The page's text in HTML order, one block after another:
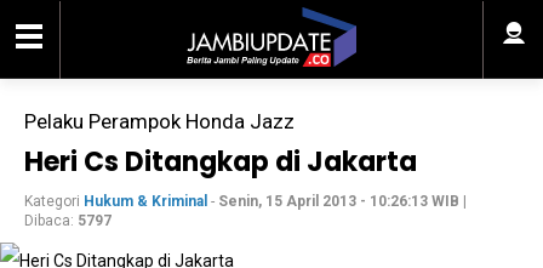
Pelaku Perampok Honda Jazz
Heri Cs Ditangkap di Jakarta
Kategori Hukum & Kriminal - Senin, 15 April 2013 - 10:26:13 WIB
Dibaca: 5797